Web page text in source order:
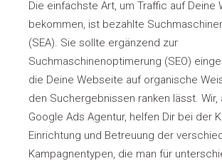
Die einfachste Art, um Traffic auf Deine
bekommen, ist bezahlte
(SEA). Sie sollte ergänzend zur
Suchmaschinenoptimerung (SEO)
die Deine Webseite auf organische
den Suchergebnissen ranken lässt. Wir,
Google Ads Agentur, helfen Dir bei der
Einrichtung und Betreuung der
Kampagnentypen, die man für